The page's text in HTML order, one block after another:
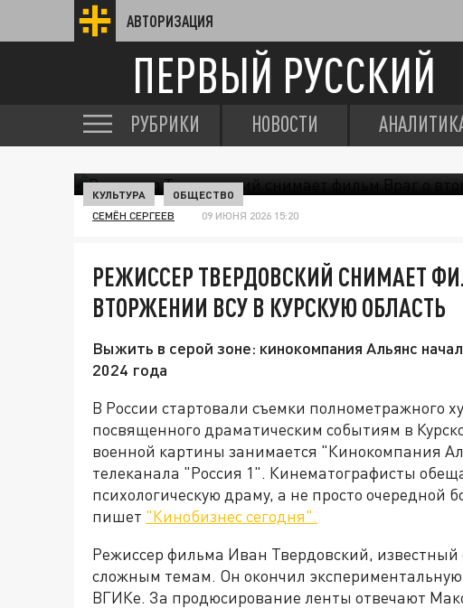
АВТОРИЗАЦИЯ
ПЕРВЫЙ РУССКИЙ
РУБРИКИ НОВОСТИ
КУЛЬТУРА ОБЩЕСТВО
СЕМЁН СЕРГЕЕВ 09 ИЮНЯ 2026 15:20
РЕЖИССЕР ТВЕРДОВСКИЙ СНИМАЕТ
ВТОРЖЕНИИ ВСУ В КУРСКУЮ ОБЛАСТЬ
Выжить в серой зоне: кинокомпания Альянс
2024 года
В России стартовали съемки полнометражного
посвященного драматическим событиям в
военной картины занимается "Кинокомпания
телеканала "Россия 1". Кинематографисты
психологическую драму, а не просто очередной
пишет "Кинобизнес сегодня".
Режиссер фильма Иван Твердовский,
сложным темам. Он окончил экспериментальную
ВГИКе. За продюсирование ленты отвечают